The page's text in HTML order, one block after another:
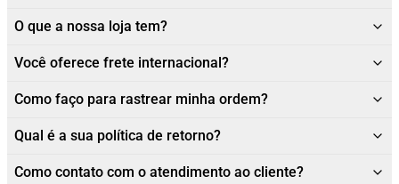
O que a nossa loja tem?
Você oferece frete internacional?
Como faço para rastrear minha ordem?
Qual é a sua política de retorno?
Como contato com o atendimento ao cliente?